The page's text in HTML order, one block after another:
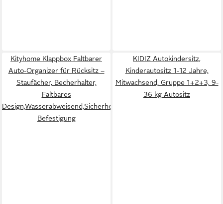
Kityhome Klappbox Faltbarer
Auto-Organizer für Rücksitz –
Staufächer, Becherhalter,
Faltbares
Design,Wasserabweisend,Sicherheitsgurt-
Befestigung
KIDIZ Autokindersitz,
Kinderautositz 1-12 Jahre,
Mitwachsend, Gruppe 1+2+3, 9-
36 kg Autositz